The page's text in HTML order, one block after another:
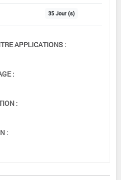
35 Jour (s)
APPLICATIONS :
:
:
: